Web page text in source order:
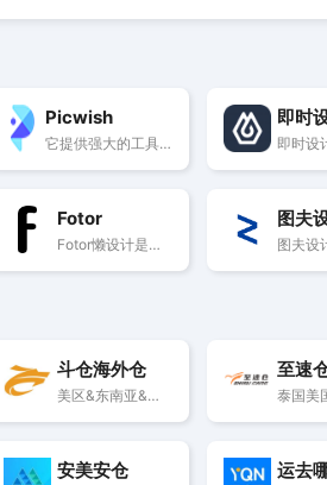
Picwish
它提供强大的工具,如背景移除、图像放大、照片修复、JPG转换器、图像压缩、人脸增强和照片增强。使用PicWish,用户可以一键移除背景、去模糊图像、增强分辨率和修复缺陷。该平台非常易于上手,没有学习曲线。它通过使照片编辑简单又专业,释放了创造力。PicWish极大地提高了图形设计师、摄影师、电子商务卖家和营销人员的工作效率。
即时
Fotor
Fotor懒设计是全球最受欢迎的在线图片制作神器、平面设计工具和在线平面设计软件之一,提供海量海报,PPT,邀请函,banner,名片,logo等免费设计素材和模板,可在线一键稿定设计印刷,并能在线图片编辑、照片编辑。
图夫
斗仓海外仓
美区&东南亚&巴西全球一件代发，电商订单履约专家
至速
安美安仓 运去